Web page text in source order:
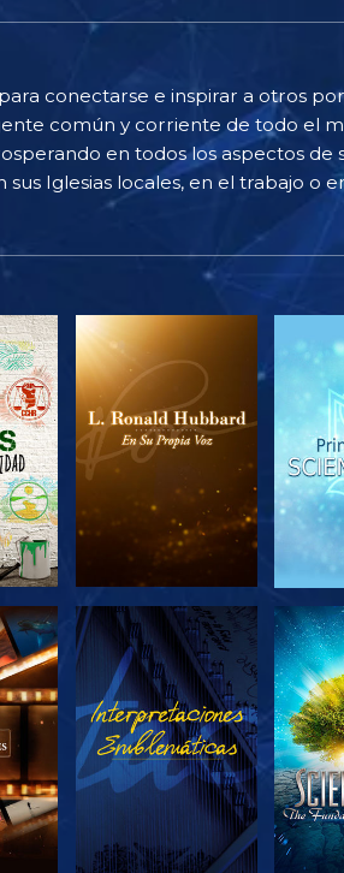
conectarse e inspirar a otros
común y corriente de todo el
en todos los aspectos de
Iglesias locales, en el trabajo o
EXPLORA LAS
SERIES